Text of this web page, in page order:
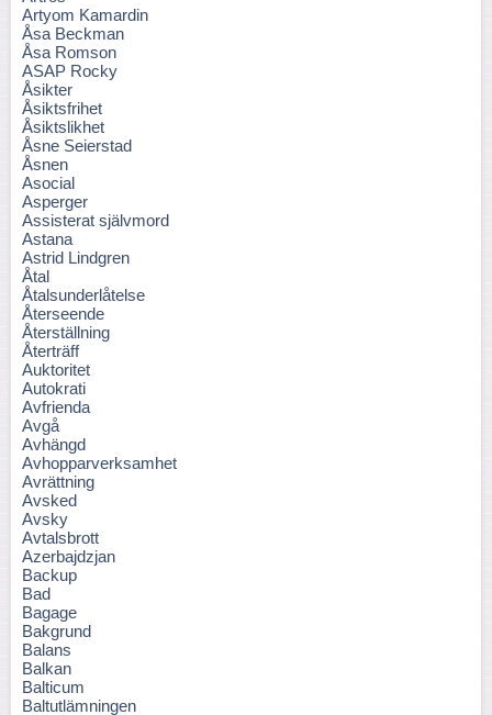
Artyom Kamardin
Åsa Beckman
Åsa Romson
ASAP Rocky
Åsikter
Åsiktsfrihet
Åsiktslikhet
Åsne Seierstad
Åsnen
Asocial
Asperger
Assisterat självmord
Astana
Astrid Lindgren
Åtal
Åtalsunderlåtelse
Återseende
Återställning
Återträff
Auktoritet
Autokrati
Avfrienda
Avgå
Avhängd
Avhopparverksamhet
Avrättning
Avsked
Avsky
Avtalsbrott
Azerbajdzjan
Backup
Bad
Bagage
Bakgrund
Balans
Balkan
Balticum
Baltutlämningen